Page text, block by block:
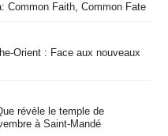
Common Faith, Common Fate
Orient : Face aux nouveaux
révèle le temple de
à Saint-Mandé